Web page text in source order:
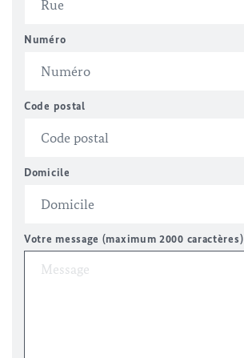
Numéro
Code postal
Domicile
Votre message (maximum 2000 caractères)